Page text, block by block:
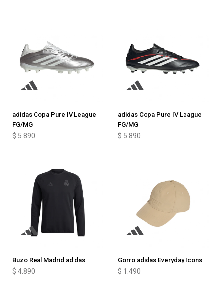
adidas Copa Pure IV League
FG/MG
$ 5.890
adidas Copa Pure IV League
FG/MG
$ 5.890
Buzo Real Madrid adidas
$ 4.890
Gorro adidas Everyday Icons
$ 1.490